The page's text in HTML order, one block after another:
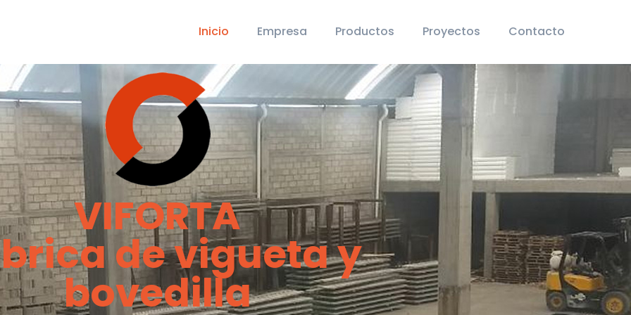
Inicio Empresa Productos Proyectos Contacto
VIFORTA
de vigueta y
bovedilla